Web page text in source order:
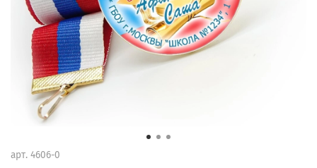
арт. 4606-0